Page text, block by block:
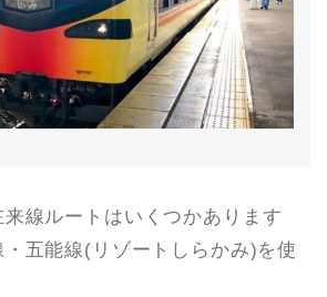
線ルートはいくつかあります
五能線(リゾートしらかみ)を使